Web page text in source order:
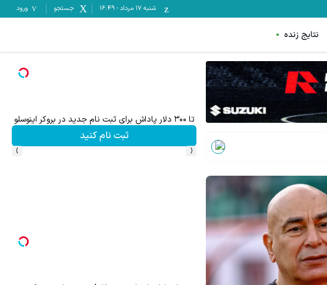
شنبه ۱۷ مرداد -
16:49 جستجو ورود
نتایج زنده
تا ۳۰۰ دلار پاداش برای ثبت نام جدید در بروکر اینوسلو
ثبت نام کنید
‹
›